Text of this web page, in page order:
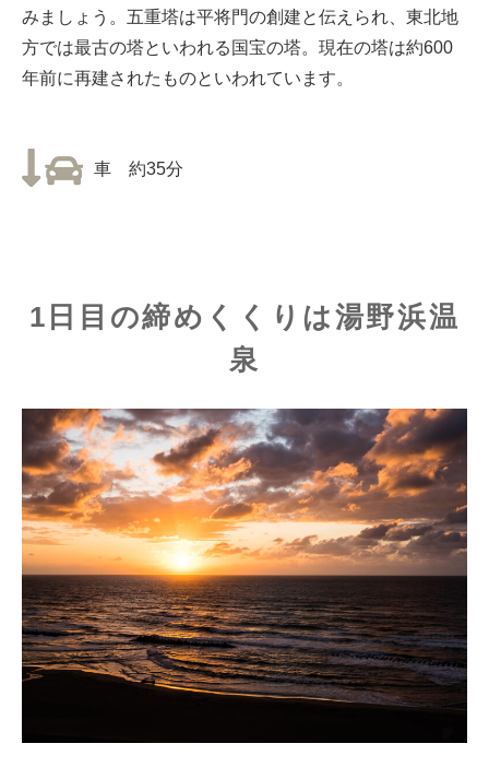
みましょう。五重塔は平将門の創建と伝えられ、東北地
方では最古の塔といわれる国宝の塔。現在の塔は約600
年前に再建されたものといわれています。
車 約35分
1日目の締めくくりは湯野浜温
泉